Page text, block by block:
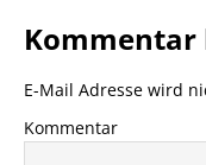
Kommentar
E-Mail Adresse wird
Kommentar